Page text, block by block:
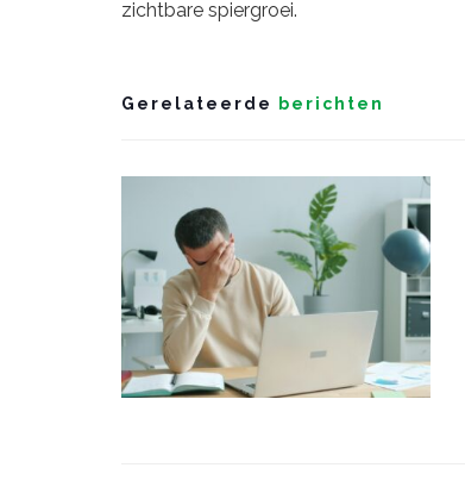
zichtbare spiergroei.
Gerelateerde berichten